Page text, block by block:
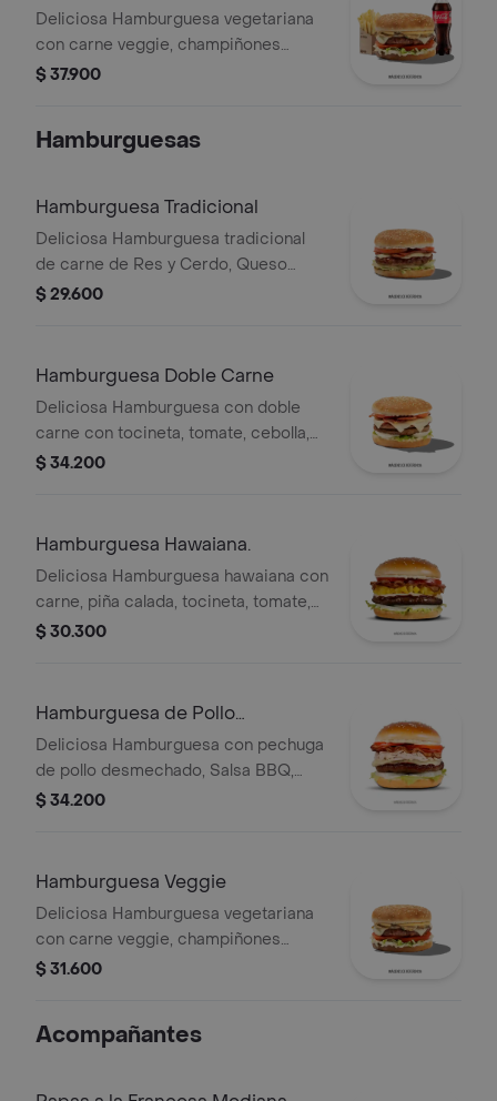
Deliciosa Hamburguesa vegetariana
con carne veggie, champiñones
frescos, Queso Mozzarella, Salsa de
$ 37.900
Hamburguesas
Hamburguesa Tradicional
Deliciosa Hamburguesa tradicional
de carne de Res y Cerdo, Queso
Mozzarella, Tocineta, Tomate,
$ 29.600
Hamburguesa Doble Carne
Deliciosa Hamburguesa con doble
carne con tocineta, tomate, cebolla,
salsa BBQ y queso
$ 34.200
Hamburguesa Hawaiana.
Deliciosa Hamburguesa hawaiana con
carne, piña calada, tocineta, tomate,
cebolla y queso
$ 30.300
Hamburguesa de Pollo
Desmechado.
Deliciosa Hamburguesa con pechuga
de pollo desmechado, Salsa BBQ,
tocineta, tomate, cebolla y queso
$ 34.200
Hamburguesa Veggie
Deliciosa Hamburguesa vegetariana
con carne veggie, champiñones
frescos, Queso Mozzarella y Salsa de
$ 31.600
Acompañantes